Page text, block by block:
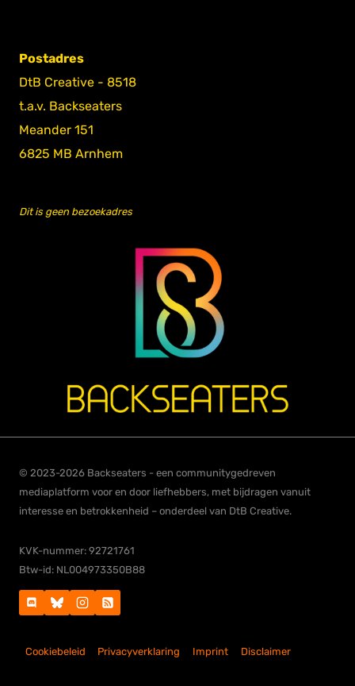
Postadres
DtB Creative - 8518
t.a.v. Backseaters
Meander 151
6825 MB Arnhem
Dit is geen bezoekadres
© 2023-2026 Backseaters - een communitygedreven
mediaplatform voor en door liefhebbers, met bijdragen vanuit
interesse en betrokkenheid – onderdeel van DtB Creative.
KVK-nummer: 92721761
Btw-id: NL004973350B88
Cookiebeleid Privacyverklaring Imprint Disclaimer